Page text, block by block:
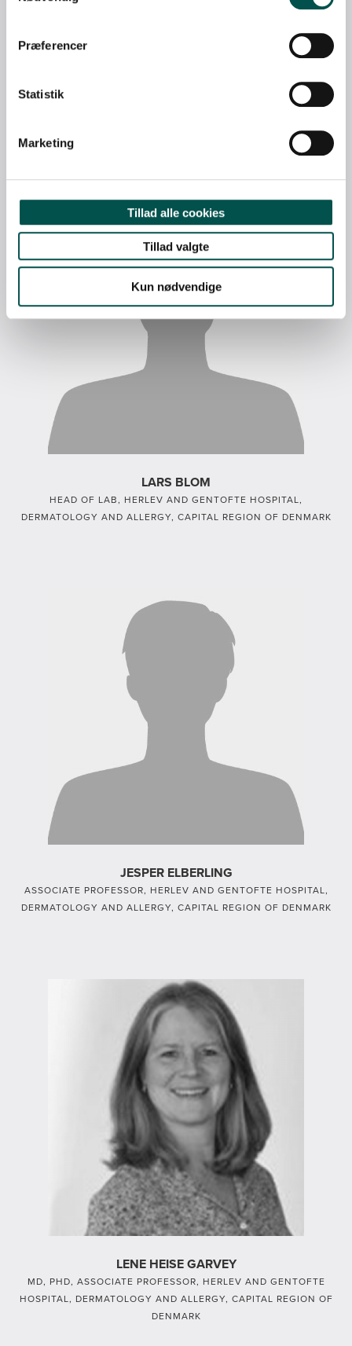
Præferencer
Statistik
Marketing
Tillad alle cookies
Tillad valgte
Kun nødvendige
CLINICAL PROFESSOR, PHD, DMSC, HERLEV OG GENTOFTE
LARS BLOM
HEAD OF LAB, HERLEV AND GENTOFTE HOSPITAL,
DERMATOLOGY AND ALLERGY, CAPITAL REGION OF DENMARK
JESPER ELBERLING
ASSOCIATE PROFESSOR, HERLEV AND GENTOFTE HOSPITAL,
DERMATOLOGY AND ALLERGY, CAPITAL REGION OF DENMARK
LENE HEISE GARVEY
MD, PHD, ASSOCIATE PROFESSOR, HERLEV AND GENTOFTE
HOSPITAL, DERMATOLOGY AND ALLERGY, CAPITAL REGION OF
DENMARK